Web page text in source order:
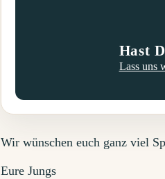
Hast
Lass uns
Wir wünschen euch ganz viel
Eure Jungs